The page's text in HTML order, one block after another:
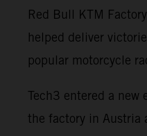
Red Bull KTM
helped deliver
popular motorcycle
Tech3 entered a
the factory in Austria